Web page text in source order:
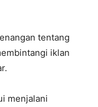
tentang
iklan
menjalani